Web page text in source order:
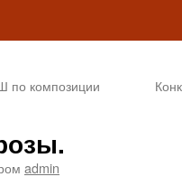
по композиции
admin